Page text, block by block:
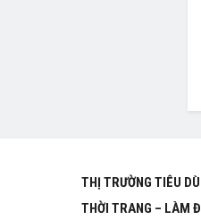
THỊ TRƯỜNG TIÊU
THỜI TRANG – LÀM